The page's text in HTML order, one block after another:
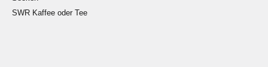
SWR Kaffee oder Tee